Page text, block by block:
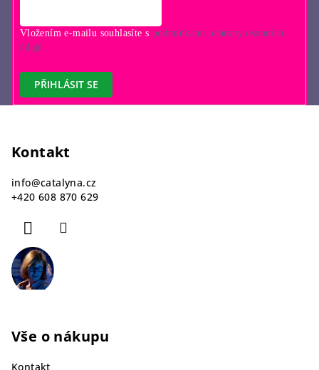
u
Vložením e-mailu souhlasíte s podmínkami ochrany osobních
údajů
PŘIHLÁSIT SE
Kontakt
info@catalyna.cz
+420 608 870 629
Vše o nákupu
Kontakt